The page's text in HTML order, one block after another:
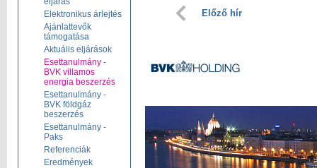
Elektronikus árlejtés
Ajánlattevők
támogatása
Aktuális eljárások
Esettanulmány -
BVK villamos
energia beszerzés
Esettanulmány -
BVK földgáz
beszerzés
Esettanulmány -
Paks
Referenciák
Eredmények
Előző hír